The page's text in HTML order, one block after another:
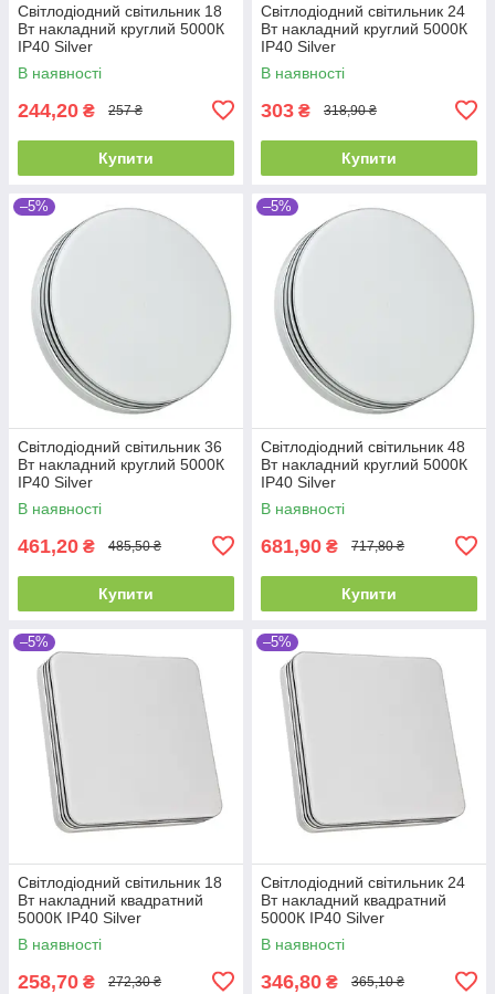
Світлодіодний світильник 18
Вт накладний круглий 5000К
IP40 Silver
В наявності
244,20 ₴ 257 ₴
Купити
Світлодіодний світильник 24
Вт накладний круглий 5000К
IP40 Silver
В наявності
303 ₴ 318,90 ₴
Купити
–5%
Світлодіодний світильник 36
Вт накладний круглий 5000К
IP40 Silver
В наявності
461,20 ₴ 485,50 ₴
Купити
–5%
Світлодіодний світильник 48
Вт накладний круглий 5000К
IP40 Silver
В наявності
681,90 ₴ 717,80 ₴
Купити
–5%
Світлодіодний світильник 18
Вт накладний квадратний
5000К IP40 Silver
В наявності
258,70 ₴ 272,30 ₴
–5%
Світлодіодний світильник 24
Вт накладний квадратний
5000К IP40 Silver
В наявності
346,80 ₴ 365,10 ₴